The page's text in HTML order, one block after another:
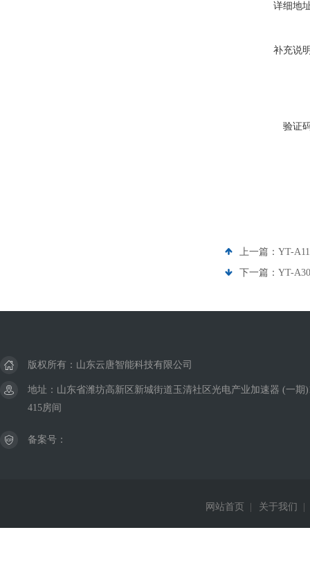
详细地
补充说
验证
上一篇： YT-
下一篇： YT-
版权所有：山东云唐智能科技有限公司
地址：山东省潍坊高新区新城街道玉清社区光电产业加速器 (一期
415房间
备案号：
网站首页 关于我们